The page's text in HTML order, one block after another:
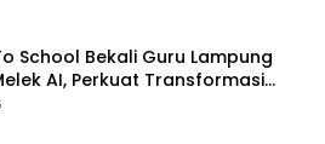
School Bekali Guru Lampung
AI, Perkuat Transformasi
Digital